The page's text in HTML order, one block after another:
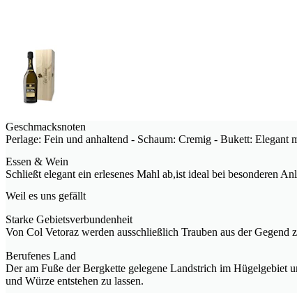
Geschmacksnoten
Perlage: Fein und anhaltend - Schaum: Cremig - Bukett:
Essen & Wein
Schließt elegant ein erlesenes Mahl ab,ist ideal bei besonderen
Weil es uns gefällt
Starke Gebietsverbundenheit
Von Col Vetoraz werden ausschließlich Trauben aus der
Berufenes Land
Der am Fuße der Bergkette gelegene Landstrich im Hügelgebiet
und Würze entstehen zu lassen.